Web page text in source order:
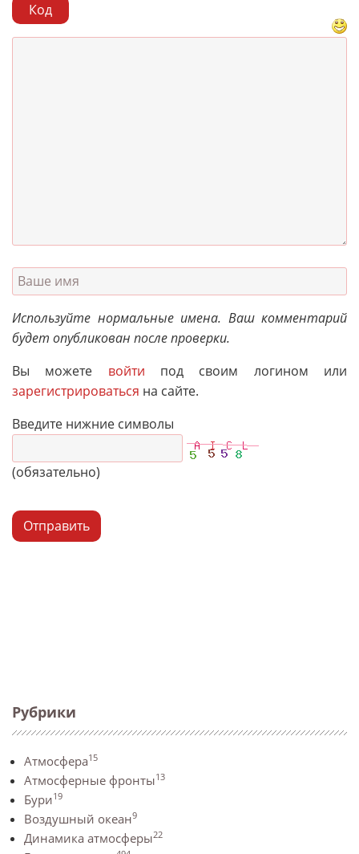
Рубрики
Атмосфера15
Атмосферные фронты13
Бури19
Воздушный океан9
Динамика атмосферы22
Код
Используйте нормальные имена. Ваш комментарий
будет опубликован после проверки.
Вы можете войти под своим логином или
зарегистрироваться на сайте.
Введите нижние символы
(обязательно)
Отправить